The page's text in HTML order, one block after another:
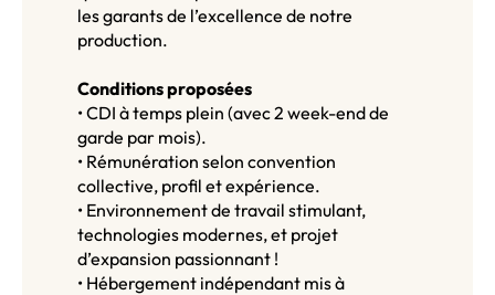
les garants de l’excellence de notre
production.
Conditions proposées
• CDI à temps plein (avec 2 week-end de
garde par mois).
• Rémunération selon convention
collective, profil et expérience.
• Environnement de travail stimulant,
technologies modernes, et projet
d’expansion passionnant !
• Hébergement indépendant mis à